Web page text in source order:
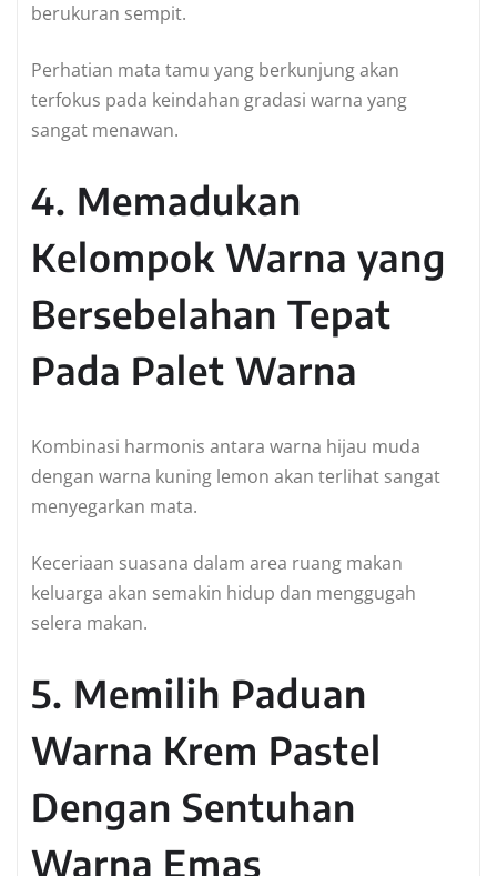
berukuran sempit.
Perhatian mata tamu yang berkunjung akan
terfokus pada keindahan gradasi warna yang
sangat menawan.
4. Memadukan
Kelompok Warna yang
Bersebelahan Tepat
Pada Palet Warna
Kombinasi harmonis antara warna hijau muda
dengan warna kuning lemon akan terlihat sangat
menyegarkan mata.
Keceriaan suasana dalam area ruang makan
keluarga akan semakin hidup dan menggugah
selera makan.
5. Memilih Paduan
Warna Krem Pastel
Dengan Sentuhan
Warna Emas